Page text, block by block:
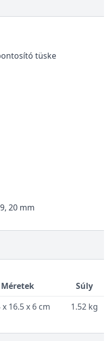
tüske
20 mm
Méretek
Súly
x 16.5 x 6 cm 1.52 kg